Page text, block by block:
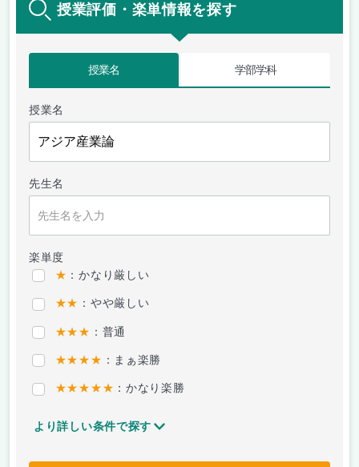
授業評価・楽単情報を探す
授業名 学部学科
授業名
先生名
楽単度
★ ：かなり厳しい
★★ ：やや厳しい
★★★ ：普通
★★★★ ：まぁ楽勝
★★★★★ ：かなり楽勝
より詳しい条件で探す